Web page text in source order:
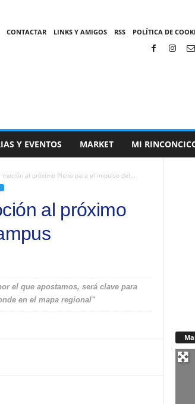
CONTACTAR LINKS Y AMIGOS RSS POLÍTICA DE
Y EVENTOS MARKET MI
moción al próximo Pleno para el impulso del...
al próximo
el que apostamos, será clave para
en el mapa regional"